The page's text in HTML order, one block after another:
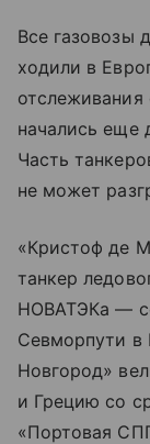
Все газовозы
ходили в
отслеживания
начались еще
Часть
не может
«Кристоф де
танкер
НОВАТЭКа —
Севморпути в
Новгород»
и Грецию со
«Портовая